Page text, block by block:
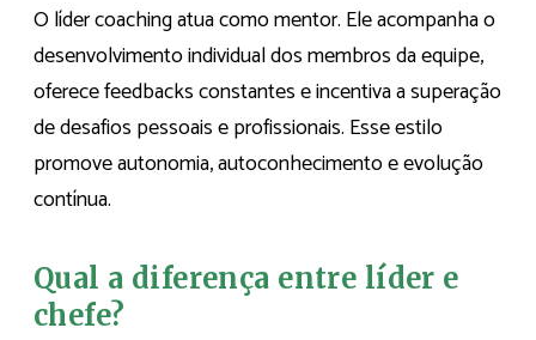
O líder coaching atua como mentor. Ele acompanha o
desenvolvimento individual dos membros da equipe,
oferece feedbacks constantes e incentiva a superação
de desafios pessoais e profissionais. Esse estilo
promove autonomia, autoconhecimento e evolução
contínua.
Qual a diferença entre líder e
chefe?